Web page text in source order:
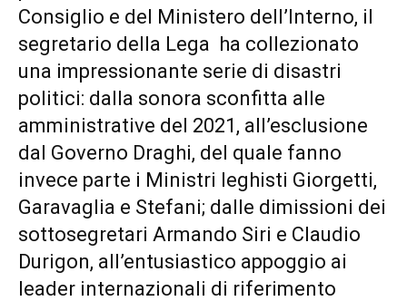
Consiglio e del Ministero dell’Interno, il
segretario della Lega ha collezionato
una impressionante serie di disastri
politici: dalla sonora sconfitta alle
amministrative del 2021, all’esclusione
dal Governo Draghi, del quale fanno
invece parte i Ministri leghisti Giorgetti,
Garavaglia e Stefani; dalle dimissioni dei
sottosegretari Armando Siri e Claudio
Durigon, all’entusiastico appoggio ai
leader internazionali di riferimento